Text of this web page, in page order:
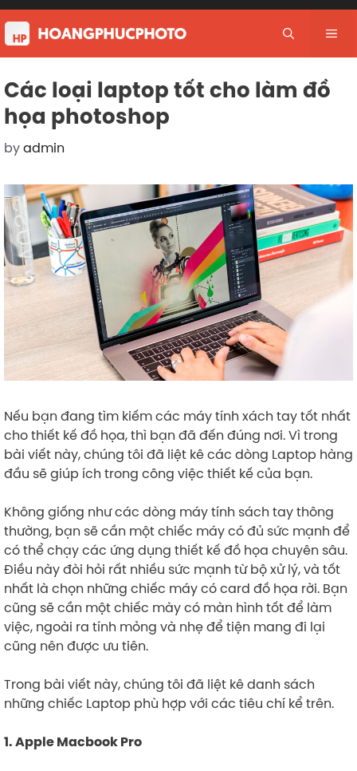
Skip
to
content
Các loại laptop tốt cho làm đồ
họa photoshop
byadmin
Nếu bạn đang tìm kiếm các máy tính xách tay tốt nhất
cho thiết kế đồ họa, thì bạn đã đến đúng nơi. Vì trong
bài viết này, chúng tôi đã liệt kê các dòng Laptop hàng
đầu sẽ giúp ích trong công việc thiết kế của bạn.
Không giống như các dòng máy tính sách tay thông
thường, bạn sẽ cần một chiếc máy có đủ sức mạnh để
có thể chạy các ứng dụng thiết kế đồ họa chuyên sâu.
Điều này đòi hỏi rất nhiều sức mạnh từ bộ xử lý, và tốt
nhất là chọn những chiếc máy có card đồ họa rời. Bạn
cũng sẽ cần một chiếc mày có màn hình tốt để làm
việc, ngoài ra tính mỏng và nhẹ để tiện mang đi lại
cũng nên được ưu tiên.
Trong bài viết này, chúng tôi đã liệt kê danh sách
những chiếc Laptop phù hợp với các tiêu chí kể trên.
1. Apple Macbook Pro